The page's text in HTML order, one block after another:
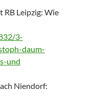
Leipzig: Wie
3-
daum-
und
Niendorf: